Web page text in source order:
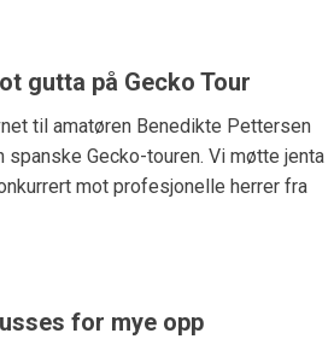
gutta på Gecko Tour
til amatøren Benedikte Pettersen
Gecko-touren. Vi møtte jenta
mot profesjonelle herrer fra
for mye opp